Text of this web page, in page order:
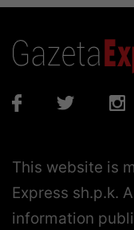
This website is
Express sh.p.k.
information